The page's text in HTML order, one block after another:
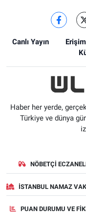
Canlı Yayın
Haber her yerde,
Türkiye ve dünya
NÖBETÇI
İSTANBUL NAMAZ
PUAN DURUMU VE